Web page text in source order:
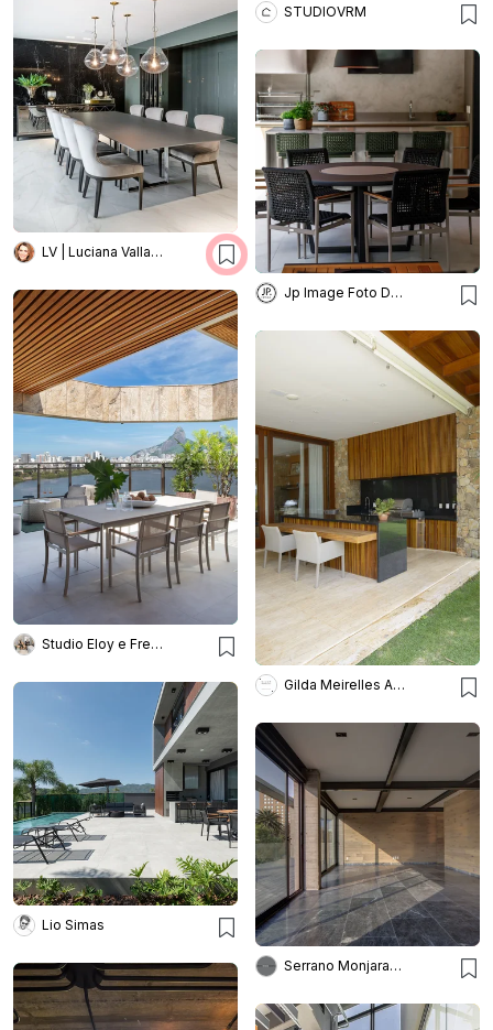
STUDIOVRM
LV | Luciana Valladares
Jp Image Foto Design
Studio Eloy e Freitas Arquitetura
Gilda Meirelles Arquitetura
Lio Simas
Serrano Monjaraz Arquitectos